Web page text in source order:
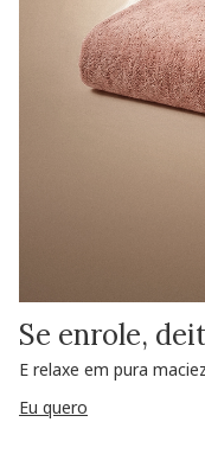
Se enrole,
E relaxe em pura maciez
Eu quero